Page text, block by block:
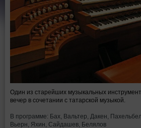
Один из старейших музыкальных
вечер в сочетании с татарской музыкой.
В программе: Бах, Вальтер, Дакен,
Вьерн, Яхин, Сайдашев, Белялов